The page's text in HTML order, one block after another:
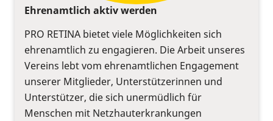
Ehrenamtlich aktiv werden
PRO RETINA bietet viele Möglichkeiten sich
ehrenamtlich zu engagieren. Die Arbeit unseres
Vereins lebt vom ehrenamtlichen Engagement
unserer Mitglieder, Unterstützerinnen und
Unterstützer, die sich unermüdlich für
Menschen mit Netzhauterkrankungen